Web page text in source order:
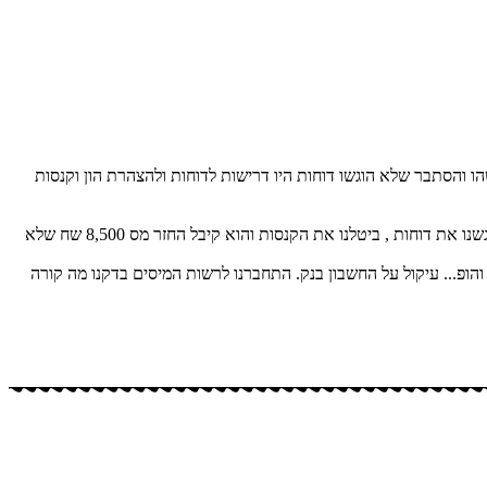
שלא הוגשו דוחות היו דרישות לדוחות ולהצהרת הון וקנסות
לקוח שהגיע עם קנסות ועיקולים על אי הגשת דוחות לא היה לו מושג עבור אלו שנים עליו להגיש בתוך שעה התחברנו לרשות המיסים הבנו מה הבעיה הגשנו את דוחות , ביטלנו את הקנסות והוא קיבל החזר מס 8,500 שח שלא
ומתי והופ... עיקול על החשבון בנק. התחברנו לרשות המיסים בדקנו מה קורה